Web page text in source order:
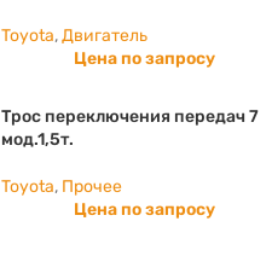
Toyota,Двигатель
Цена по запросу
Трос переключения передач 7
мод.1,5т.
Toyota, Прочее
Цена по запросу